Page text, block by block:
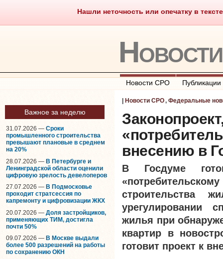
Нашли неточность или опечатку в
Саморегулирование Что
Новости СРО Публикации
Важное за неделю
31.07.2026 — Сроки
промышленного строительства
превышают плановые в среднем
на 20%
28.07.2026 — В Петербурге и
Ленинградской области оценили
цифровую зрелость девелоперов
27.07.2026 — В Подмосковье
проходит стратсессия по
капремонту и цифровизации ЖКХ
20.07.2026 — Доля застройщиков,
применяющих ТИМ, достигла
почти 50%
09.07.2026 — В Москве выдали
более 500 разрешений на работы
по сохранению ОКН
Новости СРО, Федеральные
внесению в
В Госдуме готов
строительства
урегулировании
жилья при
квартир в
готовит проект к